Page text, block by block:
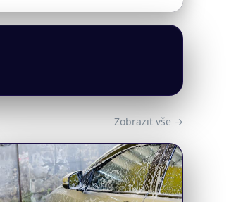
Zobrazit vše →